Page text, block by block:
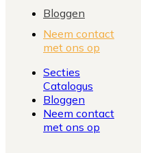
Bloggen
Neem contact
met ons op
Secties
Catalogus
Bloggen
Neem contact
met ons op